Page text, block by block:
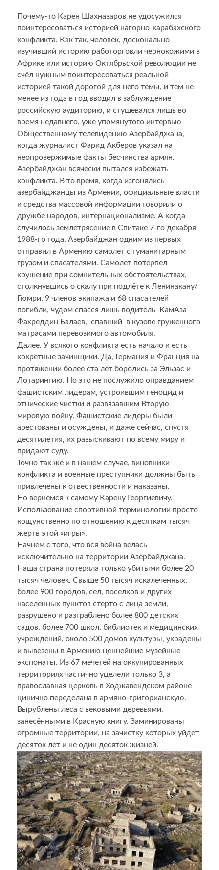
Почему-то Карен Шахназаров не удосужился
поинтересоваться историей нагорно-карабахского
конфликта. Как так, человек, досконально
изучивший историю работорговли чернокожими в
Африке или историю Октябрьской революции не
счёл нужным поинтересоваться реальной
историей такой дорогой для него темы, и тем не
менее из года в год вводил в заблуждение
российскую аудиторию, и стушевался лишь во
время недавнего, уже упомянутого интервью
Общественному телевидению Азербайджана,
когда журналист Фарид Акберов указал на
неопровержимые факты бесчинства армян.
Азербайджан всячески пытался избежать
конфликта. В то время, когда изгонялись
азербайджанцы из Армении, официальные власти
и средства массовой информации говорили о
дружбе народов, интернационализме. А когда
случилось землетрясение в Спитаке 7-го декабря
1988-го года, Азербайджан одним из первых
отправил в Армению самолет с гуманитарным
грузом и спасателями. Самолет потерпел
крушение при сомнительных обстоятельствах,
столкнувшись о скалу при подлёте к Ленинакану/
Гюмри. 9 членов экипажа и 68 спасателей
погибли, чудом спасся лишь водитель КамАза
Фахреддин Балаев, спавший в кузове груженного
матрасами перевозимого автомобиля.
Далее. У всякого конфликта есть начало и есть
кокретные зачинщики. Да, Германия и Франция на
протяжении более ста лет боролись за Эльзас и
Лотарингию. Но это не послужило оправданием
фашистским лидерам, устроившим геноцид и
этнические чистки и развязавшим Вторую
мировую войну. Фашистские лидеры были
арестованы и осуждены, и даже сейчас, спустя
десятилетия, их разыскивают по всему миру и
придают суду.
Точно так же и в нашем случае, виновники
конфликта и военные преступники должны быть
привлечены к отвественности и наказаны.
Но вернемся к самому Карену Георгиевичу.
Использование спортивной терминологии просто
кощунственно по отношению к десяткам тысяч
жертв этой «игры».
Начнем с того, что вся война велась
исключительно на территории Азербайджана.
Наша страна потеряла только убитыми более 20
тысяч человек. Свыше 50 тысяч искалеченных,
более 900 городов, сел, поселков и других
населенных пунктов стерто с лица земли,
разрушено и разграблено более 800 детских
садов, более 700 школ, библиотек и медицинских
учреждений, около 500 домов культуры, украдены
и вывезены в Армению ценнейшие музейные
экспонаты. Из 67 мечетей на оккупированных
территориях частично уцелели только 3, а
православная церковь в Ходжавендском районе
цинично переделана в армяно-григорианскую.
Вырублены леса с вековыми деревьями,
занесёнными в Красную книгу. Заминированы
огромные территории, на зачистку которых уйдет
десяток лет и не один десяток жизней.